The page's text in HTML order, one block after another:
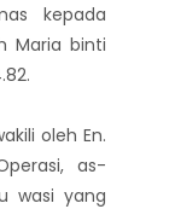
kepada
Maria binti
oleh En.
as-
wasi yang